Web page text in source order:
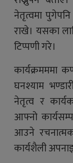
नेतृत्वमा
राखे। यसका
टिप्पणी गरे।
कार्यक्रमममा
घनश्याम
नेतृत्व र
आफ्नो
आउने
कार्यशैली